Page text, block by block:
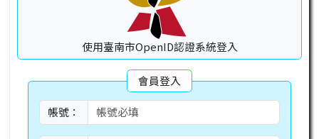
使用臺南市OpenID認證系統登入
會員登入
帳號：